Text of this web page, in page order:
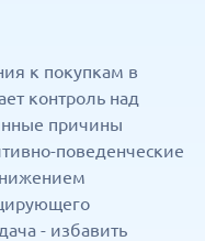
к покупкам в
контроль над
причины
поведенческие
- избавить